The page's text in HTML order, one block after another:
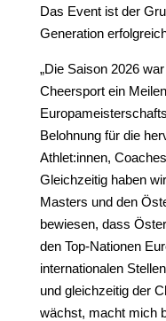
Das Event ist der
Generation
„Die Saison 2026
Cheersport ein
Belohnung für die
Athlet:innen,
Gleichzeitig haben
Masters und den
bewiesen, dass
den Top-Nationen
internationalen
und gleichzeitig der
wächst, macht mich